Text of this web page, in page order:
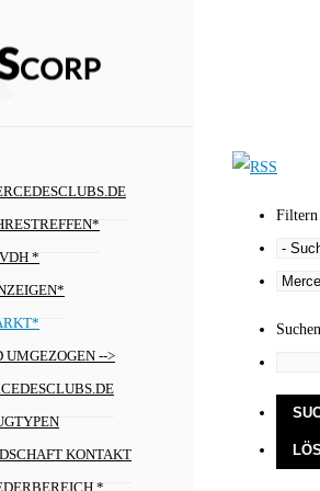
*
UMGEZOGEN -->
KONTAKT
*
Filtern
Suchen